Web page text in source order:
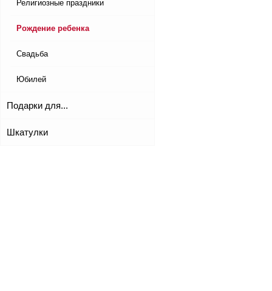
Религиозные праздники
Рождение ребенка
Свадьба
Юбилей
Подарки для...
Шкатулки